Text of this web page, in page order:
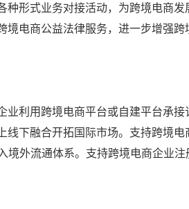
种形式业务对接活动，为跨境电商
电商公益法律服务，进一步增强跨
业利用跨境电商平台或自建平台承
线下融合开拓国际市场。支持跨境
境外流通体系。支持跨境电商企业